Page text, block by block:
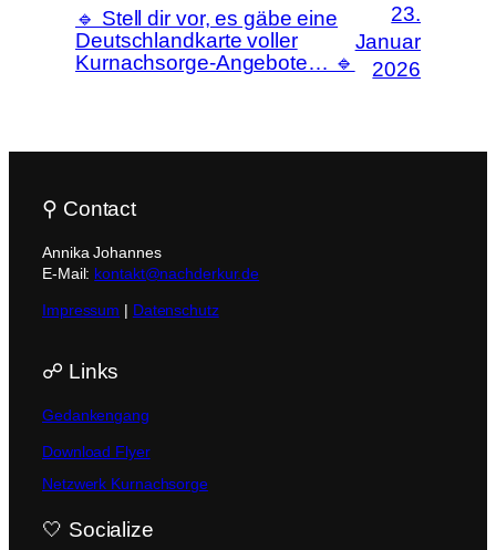
🔹 Stell dir vor, es gäbe eine
Deutschlandkarte voller
Kurnachsorge-Angebote… 🔹
23.
Januar
2026
⚲ Contact
Annika Johannes
E-Mail: kontakt@nachderkur.de
Impressum | Datenschutz
☍ Links
Gedankengang
Download Flyer
Netzwerk Kurnachsorge
🤍 Socialize